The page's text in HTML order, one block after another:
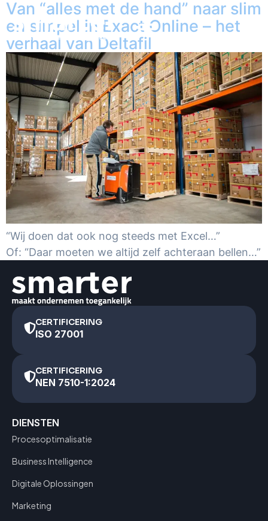
Van “alles met de hand” naar slim
en simpel in Exact Online – het
verhaal van Deltafil
“Wij doen dat ook nog steeds met Excel…”
Of: “Daar moeten we altijd zelf achteraan bellen…”
CERTIFICERING
ISO 27001
CERTIFICERING
NEN 7510-1:2024
DIENSTEN
Procesoptimalisatie
Business Intelligence
Digitale Oplossingen
Marketing